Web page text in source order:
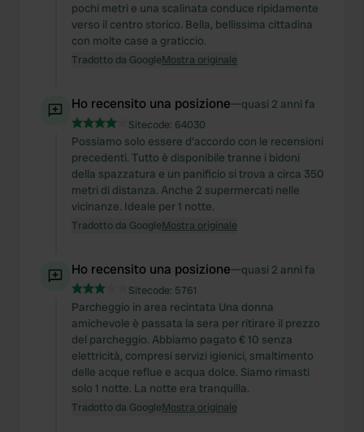
pochi metri e una scalinata conduce ripidamente
verso il centro storico. Bella, bellissima cittadina
con molte case a graticcio.
Tradotto da GoogleMostra originale
Ho recensito una posizione—quasi 2 anni fa
Sitecode: 64030
Possiamo solo essere d'accordo con le recensioni
precedenti. Tutto è disponibile tranne i bidoni
della spazzatura e un panificio si trova a circa 350
metri di distanza. Anche 2 supermercati nelle
vicinanze. Ideale per 1 notte.
Tradotto da GoogleMostra originale
Ho recensito una posizione—quasi 2 anni fa
Sitecode: 5761
Parcheggio in area recintata Una donna
amichevole è passata la sera per ritirare il prezzo
del parcheggio. Abbiamo pagato € 10 senza
elettricità, compresi servizi igienici, smaltimento
delle acque reflue e acqua dolce. Siamo rimasti
solo 1 notte. La notte era tranquilla.
Tradotto da GoogleMostra originale